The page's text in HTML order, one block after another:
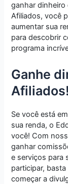
ganhar dinheiro
Afiliados, você
aumentar sua
para descobrir
programa
Ganhe
Afiliados!
Se você está
sua renda, o
você! Com
ganhar
e serviços para
participar,
começar a